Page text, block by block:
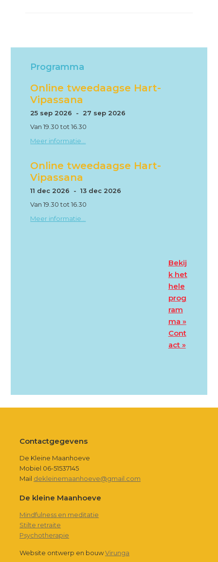
Programma
Online tweedaagse Hart-
Vipassana
25 sep 2026 - 27 sep 2026
Van 19.30 tot 16.30
Meer informatie...
Online tweedaagse Hart-
Vipassana
11 dec 2026 - 13 dec 2026
Van 19.30 tot 16.30
Meer informatie...
Bekij
k het
hele
prog
ram
ma »
Cont
act »
Footer
Contactgegevens
De Kleine Maanhoeve
Mobiel 06-51537145
Mail dekleinemaanhoeve@gmail.com
De kleine Maanhoeve
Mindfulness en meditatie
Stilte retraite
Psychotherapie
Website ontwerp en bouwVirunga